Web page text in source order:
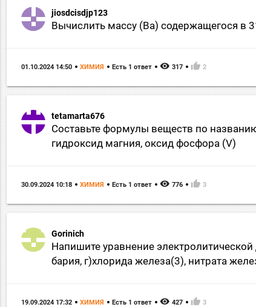
jiosdcisdjp123
Вычислить массу (Ва) содержащегося в
01.10.2024 14:50 ХИМИЯ Есть 1 ответ remove_red_eye 317 thumb_up 2
tetamarta676
Составьте формулы веществ по
гидроксид магния, оксид фосфора (V)
30.09.2024 10:18 ХИМИЯ Есть 1 ответ remove_red_eye 776 thumb_up 3
Gorinich
Напишите уравнение
бария, г)хлорида железа(3), нитрата
19.09.2024 17:32 ХИМИЯ Есть 1 ответ remove_red_eye 427 thumb_up 3